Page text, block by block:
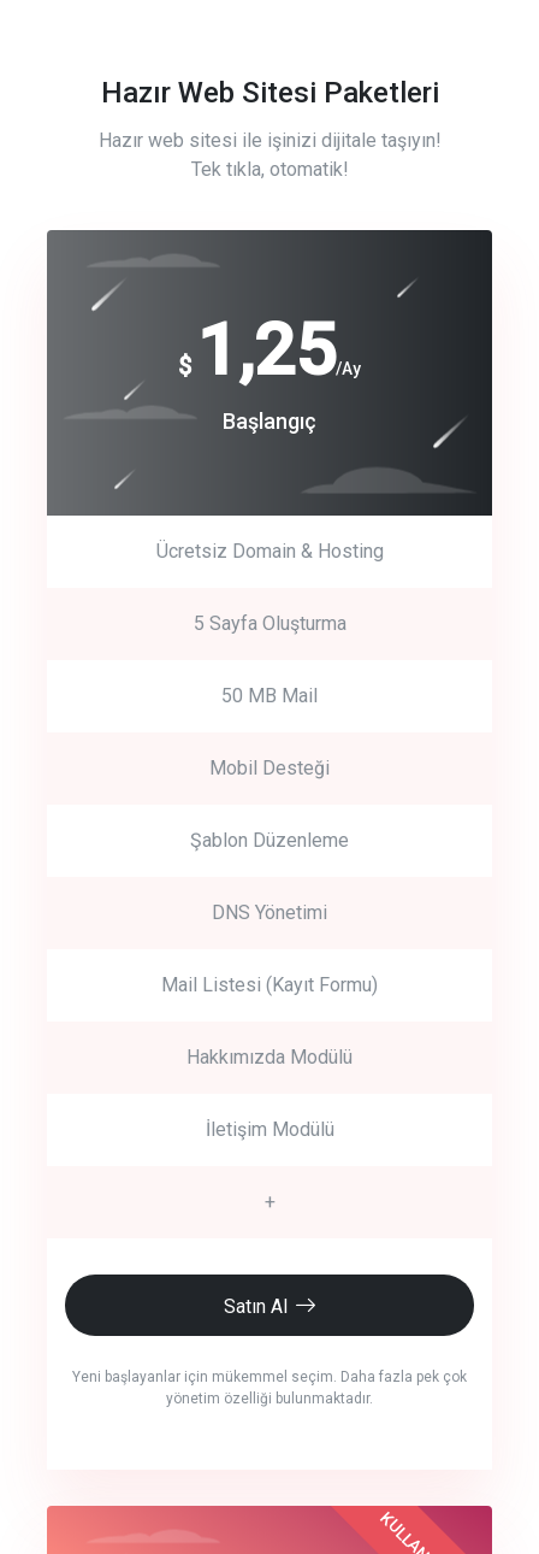
Hazır Web Sitesi Paketleri
Hazır web sitesi ile işinizi dijitale taşıyın!
Tek tıkla, otomatik!
$ 1,25/Ay
Başlangıç
Ücretsiz Domain & Hosting
5 Sayfa Oluşturma
50 MB Mail
Mobil Desteği
Şablon Düzenleme
DNS Yönetimi
Mail Listesi (Kayıt Formu)
Hakkımızda Modülü
İletişim Modülü
+
Satın Al
Yeni başlayanlar için mükemmel seçim. Daha fazla pek çok
yönetim özelliği bulunmaktadır.
Free
Basic
crm auto cync